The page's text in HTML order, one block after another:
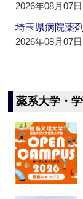
2026年08月07
埼玉県病院薬
2026年08月07
薬系大学・